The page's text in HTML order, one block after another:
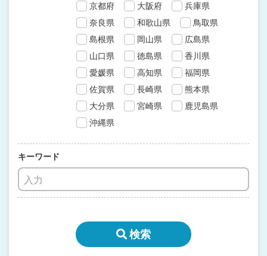
京都府
大阪府
兵庫県
奈良県
和歌山県
鳥取県
島根県
岡山県
広島県
山口県
徳島県
香川県
愛媛県
高知県
福岡県
佐賀県
長崎県
熊本県
大分県
宮崎県
鹿児島県
沖縄県
キーワード
検索